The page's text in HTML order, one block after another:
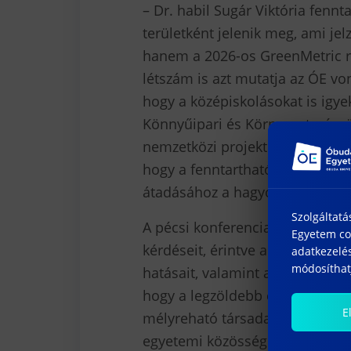
– Dr. habil Sugár Viktória
területként jelenik meg, ami
hanem a 2026-os
létszám is azt mutatja az ÓE
hogy a középiskolásokat is
Könnyűipari és
nemzetközi projektoktatási
hogy a fenntarthatóság nem
átadásához a hagyományos
A pécsi konferencia három fő
kérdéseit, érintve a
hatásait, valamint az
hogy a legzöldebb energia az,
mélyreható társadalmi
egyetemi közösségek készek
Egyetem